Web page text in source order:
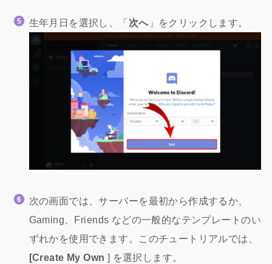
生年月日を選択し、「 次へ」をクリックします。
次の画面では、サーバーを最初から作成するか、
Gaming、Friends などの一般的なテンプレートのい
ずれかを使用できます。このチュートリアルでは、
[Create My Own ] を選択します。